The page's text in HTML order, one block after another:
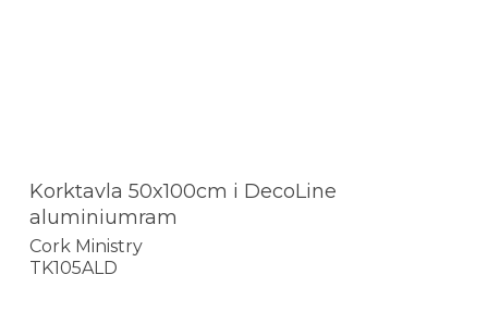
Korktavla 50x100cm i DecoLine
aluminiumram
Cork Ministry
TK105ALD